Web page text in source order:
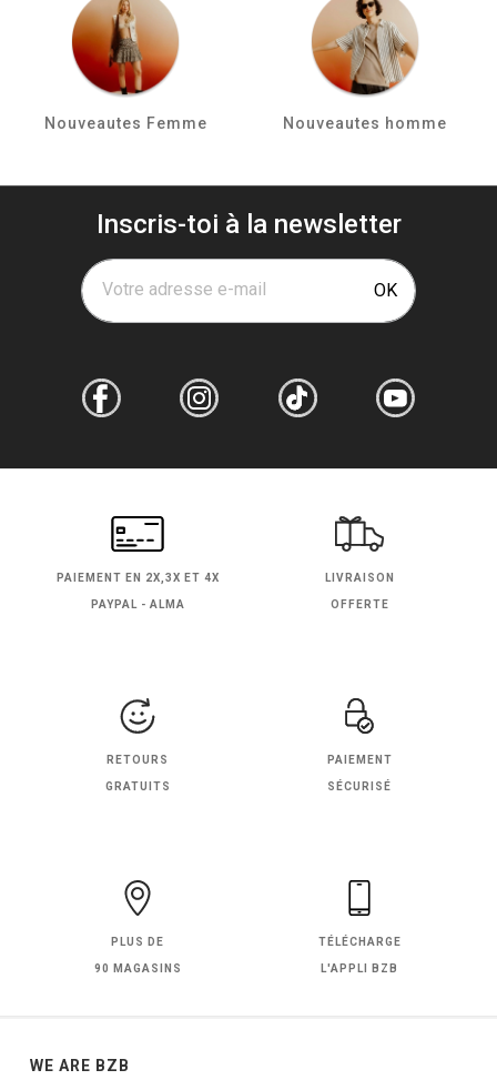
Nouveautes Femme Nouveautes homme
Inscris-toi à la newsletter
Votre adresse e-mail OK
PAIEMENT EN 2X,3X ET 4X
PAYPAL - ALMA
LIVRAISON
OFFERTE
RETOURS
GRATUITS
PAIEMENT
SÉCURISÉ
PLUS DE
90 MAGASINS
TÉLÉCHARGE
L'APPLI BZB
WE ARE BZB